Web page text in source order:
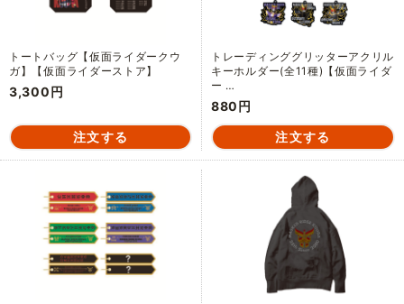
トートバッグ【仮面ライダークウ
ガ】【仮面ライダーストア】
3,300円
トレーディンググリッターアクリル
キーホルダー(全11種)【仮面ライダ
ー …
880円